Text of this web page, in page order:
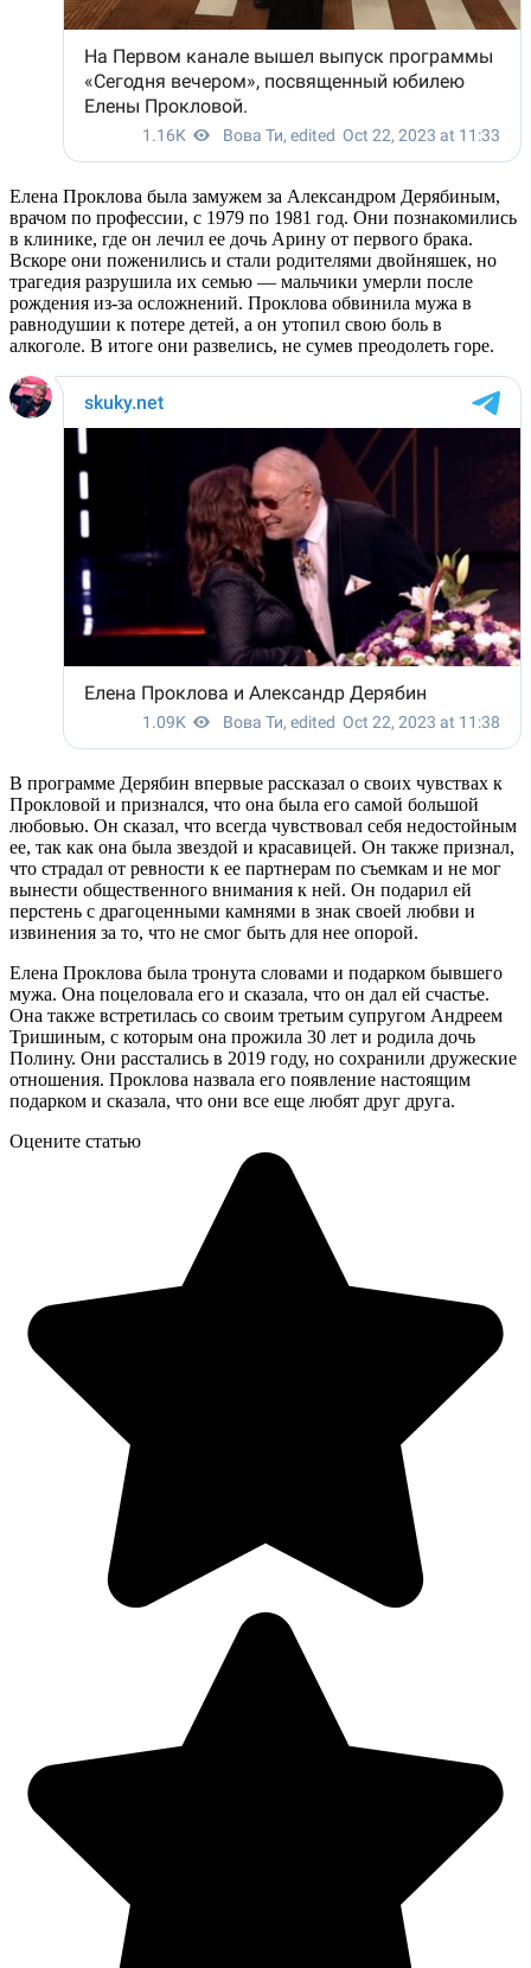
Елена Проклова была замужем за Александром Дерябиным,
врачом по профессии, с 1979 по 1981 год. Они познакомились
в клинике, где он лечил ее дочь Арину от первого брака.
Вскоре они поженились и стали родителями двойняшек, но
трагедия разрушила их семью — мальчики умерли после
рождения из-за осложнений. Проклова обвинила мужа в
равнодушии к потере детей, а он утопил свою боль в
алкоголе. В итоге они развелись, не сумев преодолеть горе.
В программе Дерябин впервые рассказал о своих чувствах к
Прокловой и признался, что она была его самой большой
любовью. Он сказал, что всегда чувствовал себя недостойным
ее, так как она была звездой и красавицей. Он также признал,
что страдал от ревности к ее партнерам по съемкам и не мог
вынести общественного внимания к ней. Он подарил ей
перстень с драгоценными камнями в знак своей любви и
извинения за то, что не смог быть для нее опорой.
Елена Проклова была тронута словами и подарком бывшего
мужа. Она поцеловала его и сказала, что он дал ей счастье.
Она также встретилась со своим третьим супругом Андреем
Тришиным, с которым она прожила 30 лет и родила дочь
Полину. Они расстались в 2019 году, но сохранили дружеские
отношения. Проклова назвала его появление настоящим
подарком и сказала, что они все еще любят друг друга.
Оцените статью